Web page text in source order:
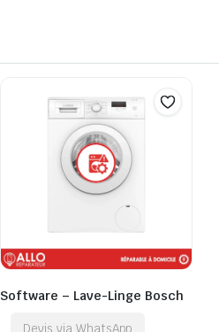
Software – Lave-Linge Bosch
Devis via WhatsApp